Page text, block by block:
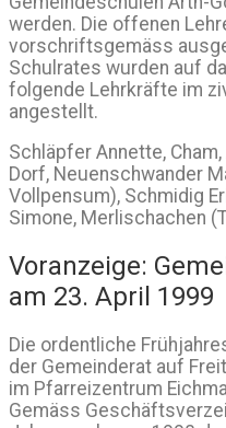
werden. Die offenen
vorschriftsgemäss
Schulrates wurden auf
folgende Lehrkräfte im
angestellt.
Schläpfer Annette,
Dorf, Neuenschwander
Vollpensum), Schmidig
Simone, Merlischachen
Voranzeige:
am 23. April 1999
Die ordentliche
der Gemeinderat auf
im Pfarreizentrum
Gemäss